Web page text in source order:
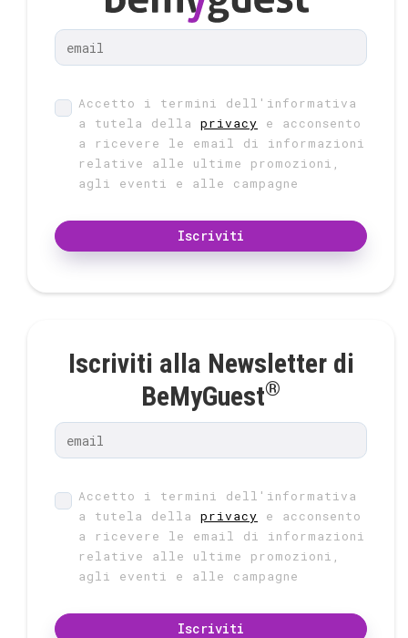
Accetto i termini dell'informativa
a tutela della privacy e acconsento
a ricevere le email di informazioni
relative alle ultime promozioni,
agli eventi e alle campagne
Iscriviti
Iscriviti alla Newsletter di
BeMyGuest®
Accetto i termini dell'informativa
a tutela della privacy e acconsento
a ricevere le email di informazioni
relative alle ultime promozioni,
agli eventi e alle campagne
Iscriviti